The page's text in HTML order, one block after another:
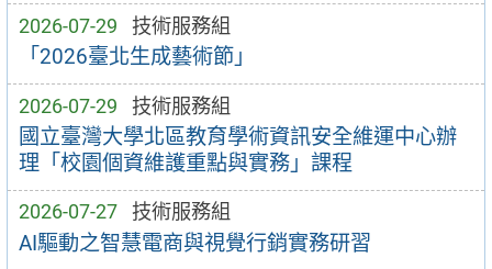
2026-07-29 技術服務組
「2026臺北生成藝術節」
2026-07-29 技術服務組
國立臺灣大學北區教育學術資訊安全維運中心辦
理「校園個資維護重點與實務」課程
2026-07-27 技術服務組
AI驅動之智慧電商與視覺行銷實務研習